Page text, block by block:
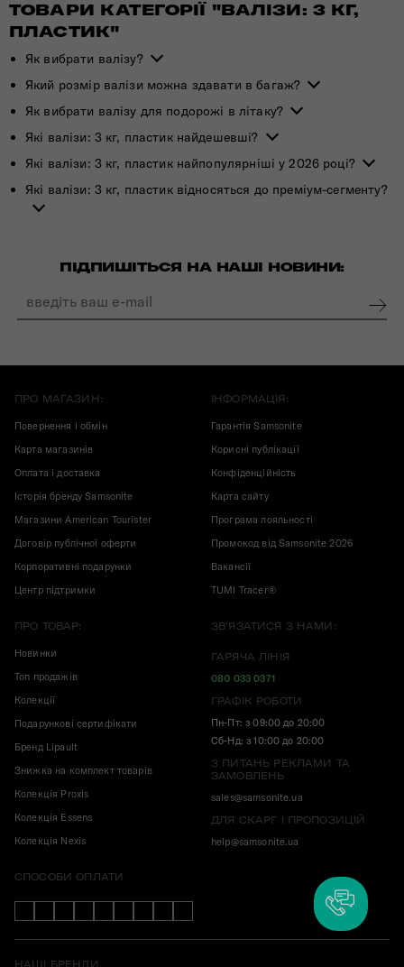
ТОВАРИ КАТЕГОРІЇ "ВАЛІЗИ: 3 КГ,
ПЛАСТИК"
Як вибрати валізу?
Який розмір валізи можна здавати в багаж?
Як вибрати валізу для подорожі в літаку?
Які валізи: 3 кг, пластик найдешевші?
Які валізи: 3 кг, пластик найпопулярніші у 2026 році?
Які валізи: 3 кг, пластик відносяться до преміум-сегменту?
ПІДПИШІТЬСЯ НА НАШІ НОВИНИ:
ПРО МАГАЗИН:
Повернення і обмін
Карта магазинів
Оплата і доставка
Історія бренду Samsonite
Магазини American Tourister
Договір публічної оферти
Корпоративні подарунки
Центр підтримки
ІНФОРМАЦІЯ:
Гарантія Samsonite
Корисні публікації
Конфіденційність
Карта сайту
Програма лояльності
Промокод від Samsonite 2026
Вакансії
TUMI Tracer®
ПРО ТОВАР:
Новинки
Топ продажів
Колекції
Подарункові сертифікати
Бренд Lipault
Знижка на комплект товарів
Колекція Proxis
Колекція Essens
Колекція Nexis
ЗВ'ЯЗАТИСЯ З НАМИ:
ГАРЯЧА ЛІНІЯ
080 033 0371
ГРАФІК РОБОТИ
Пн-Пт: з 09:00 до 20:00
Сб-Нд: з 10:00 до 20:00
З ПИТАНЬ РЕКЛАМИ ТА
ЗАМОВЛЕНЬ
sales@samsonite.ua
ДЛЯ СКАРГ І ПРОПОЗИЦІЙ
help@samsonite.ua
СПОСОБИ ОПЛАТИ
НАШІ БРЕНДИ